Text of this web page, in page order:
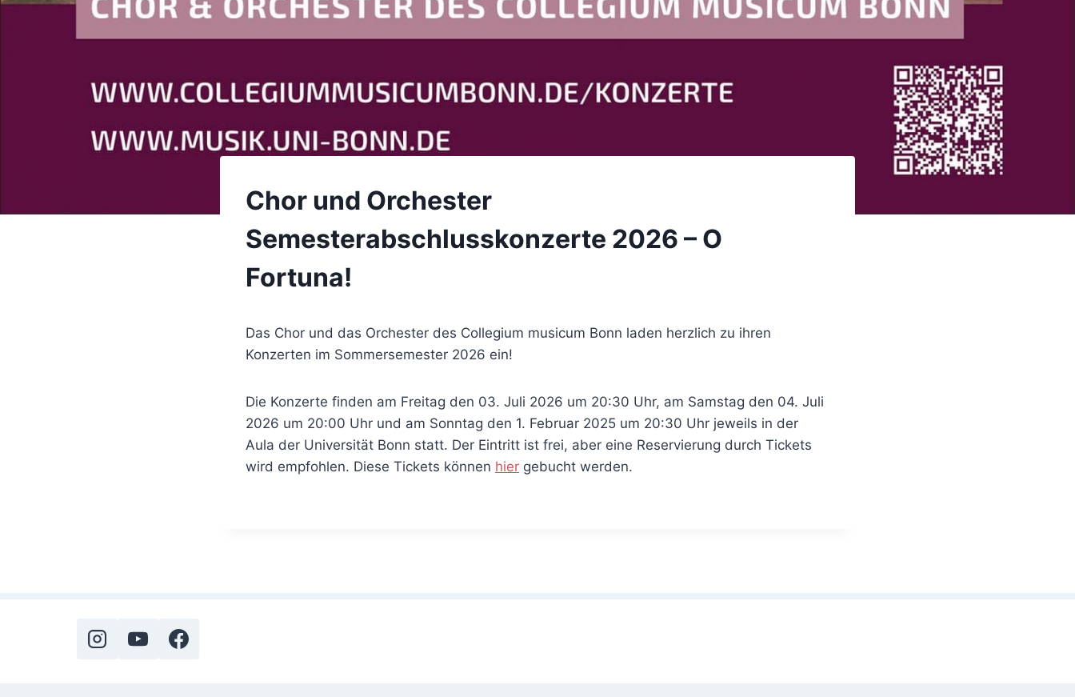
Chor und Orchester
Semesterabschlusskonzerte 2026 – O
Fortuna!
Das Chor und das Orchester des Collegium musicum Bonn laden herzlich zu ihren
Konzerten im Sommersemester 2026 ein!
Die Konzerte finden am Freitag den 03. Juli 2026 um 20:30 Uhr, am Samstag den 04. Juli
2026 um 20:00 Uhr und am Sonntag den 1. Februar 2025 um 20:30 Uhr jeweils in der
Aula der Universität Bonn statt. Der Eintritt ist frei, aber eine Reservierung durch Tickets
wird empfohlen. Diese Tickets können hier gebucht werden.